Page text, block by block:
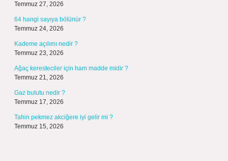
Temmuz 27, 2026
64 hangi sayıya bölünür ?
Temmuz 24, 2026
Kademe açılımı nedir ?
Temmuz 23, 2026
Ağaç keresteciler için ham madde midir ?
Temmuz 21, 2026
Gaz bulutu nedir ?
Temmuz 17, 2026
Tahin pekmez akciğere iyi gelir mi ?
Temmuz 15, 2026